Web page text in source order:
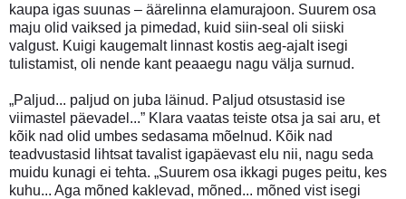
kaupa igas suunas – äärelinna elamurajoon. Suurem osa
maju olid vaiksed ja pimedad, kuid siin-seal oli siiski
valgust. Kuigi kaugemalt linnast kostis aeg-ajalt isegi
tulistamist, oli nende kant peaaegu nagu välja surnud.
„Paljud... paljud on juba läinud. Paljud otsustasid ise
viimastel päevadel...” Klara vaatas teiste otsa ja sai aru, et
kõik nad olid umbes sedasama mõelnud. Kõik nad
teadvustasid lihtsat tavalist igapäevast elu nii, nagu seda
muidu kunagi ei tehta. „Suurem osa ikkagi puges peitu, kes
kuhu... Aga mõned kaklevad, mõned... mõned vist isegi